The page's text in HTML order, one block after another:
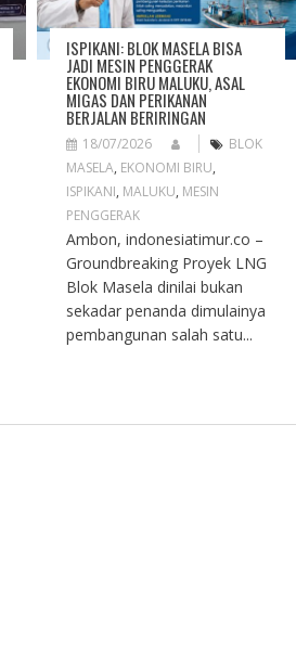
ISPIKANI: BLOK MASELA BISA
JADI MESIN PENGGERAK
EKONOMI BIRU MALUKU, ASAL
MIGAS DAN PERIKANAN
BERJALAN BERIRINGAN
18/07/2026
BLOK
MASELA, EKONOMI BIRU,
ISPIKANI, MALUKU, MESIN
PENGGERAK
Ambon, indonesiatimur.co –
Groundbreaking Proyek LNG
Blok Masela dinilai bukan
sekadar penanda dimulainya
pembangunan salah satu...